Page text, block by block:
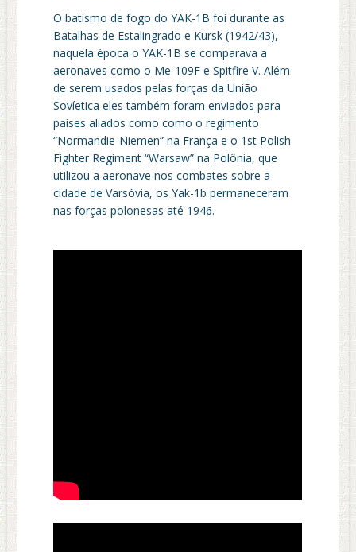
O batismo de fogo do YAK-1B foi durante as
Batalhas de Estalingrado e Kursk (1942/43),
naquela época o YAK-1B se comparava a
aeronaves como o Me-109F e Spitfire V. Além
de serem usados pelas forças da União
Sovíetica eles também foram enviados para
países aliados como como o regimento
“Normandie-Niemen” na França e o 1st Polish
Fighter Regiment “Warsaw” na Polônia, que
utilizou a aeronave nos combates sobre a
cidade de Varsóvia, os Yak-1b permaneceram
nas forças polonesas até 1946.